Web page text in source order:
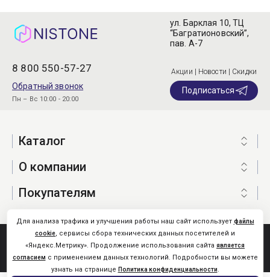
8 800 550-57-27
Обратный звонок
Пн – Вс 10:00 - 20:00
ул. Барклая 10, ТЦ
“Багратионовский”,
пав. А-7
Акции | Новости | Скидки
Подписаться
Каталог
О компании
Покупателям
Nistone.Ru © 2026
Карта сайта
Для анализа трафика и улучшения работы наш сайт использует файлы
cookie, сервисы сбора технических данных посетителей и
«Яндекс.Метрику». Продолжение использования сайта является
согласием с применением данных технологий. Подробности вы можете
узнать на странице Политика конфиденциальности.